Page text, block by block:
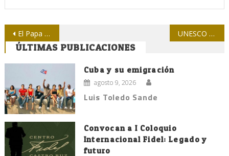
Navegación
de
entradas
El Papa Francisco deplora periodismo basado en rumores UNESCO vs. desigualdades
ÚLTIMAS PUBLICACIONES
Cuba y su emigración
agosto 9, 2026
Luis Toledo Sande
Convocan a I Coloquio
Internacional Fidel: Legado y
futuro